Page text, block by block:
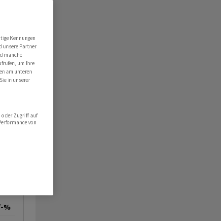
%
Kennungen
unsere Partner
manche
um Ihre
am unteren
in unserer
oder Zugriff auf
von